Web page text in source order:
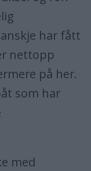
har fått
nettopp
på her.
som har
med